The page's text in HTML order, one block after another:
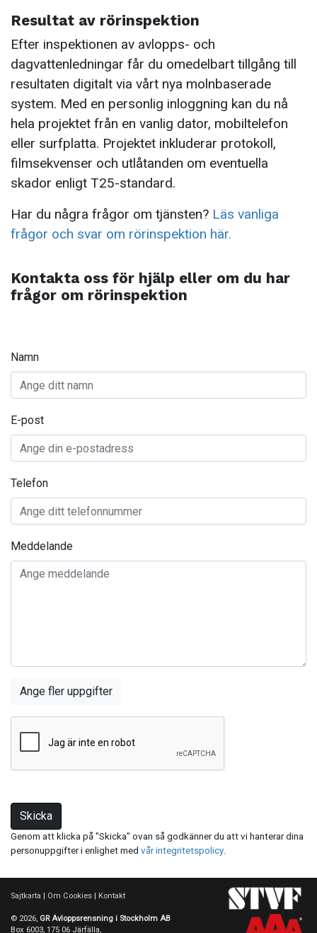
Resultat av rörinspektion
Efter inspektionen av avlopps- och
dagvattenledningar får du omedelbart tillgång till
resultaten digitalt via vårt nya molnbaserade
system. Med en personlig inloggning kan du nå
hela projektet från en vanlig dator, mobiltelefon
eller surfplatta. Projektet inkluderar protokoll,
filmsekvenser och utlåtanden om eventuella
skador enligt T25-standard.
Har du några frågor om tjänsten? Läs vanliga
frågor och svar om rörinspektion här.
Kontakta oss för hjälp eller om du har
frågor om rörinspektion
Namn
E-post
Telefon
Meddelande
Ange fler uppgifter
Skicka
Genom att klicka på "Skicka" ovan så godkänner du att vi hanterar dina
personuppgifter i enlighet med vår integritetspolicy.
Sajtkarta | Om Cookies | Kontakt
© 2026, GR Avloppsrensning i Stockholm AB
Box 6003, 175 06 Järfälla,